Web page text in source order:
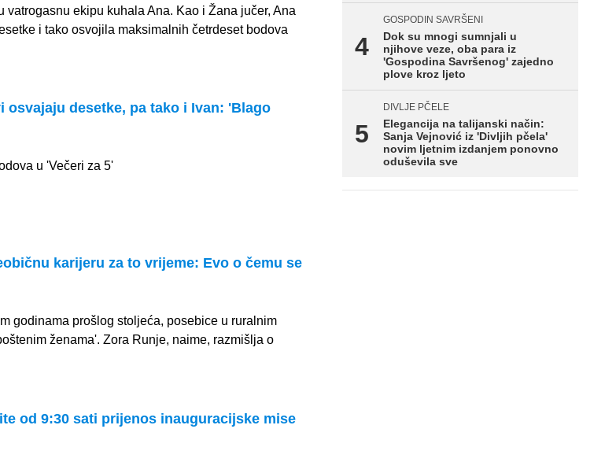
ekipu kuhala Ana. Kao i Žana jučer, Ana
i tako osvojila maksimalnih četrdeset bodova
osvajaju desetke, pa tako i Ivan: 'Blago
u 'Večeri za 5'
karijeru za to vrijeme: Evo o čemu se
godinama prošlog stoljeća, posebice u ruralnim
ženama'. Zora Runje, naime, razmišlja o
od 9:30 sati prijenos inauguracijske mise
GOSPODIN SAVRŠENI
Dok su mnogi sumnjali u
njihove veze, oba para iz
'Gospodina Savršenog' zajedno
plove kroz ljeto
DIVLJE PČELE
Elegancija na talijanski način:
Sanja Vejnović iz 'Divljih pčela'
novim ljetnim izdanjem ponovno
oduševila sve